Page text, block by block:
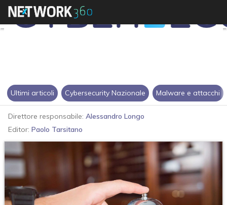
Ultimi articoli Cybersecurity Nazionale Malware e attacchi
Direttore responsabile: Alessandro Longo
Editor: Paolo Tarsitano